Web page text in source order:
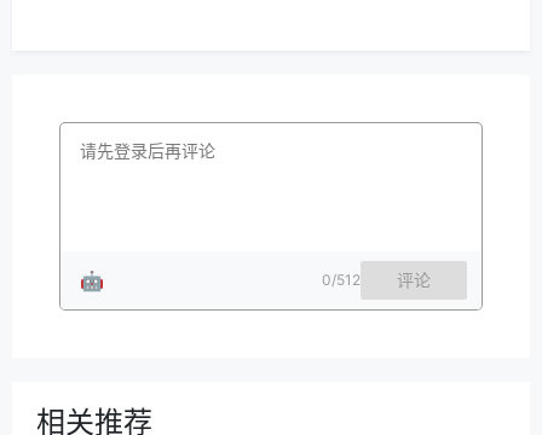
🤖 0/512 评论
相关推荐